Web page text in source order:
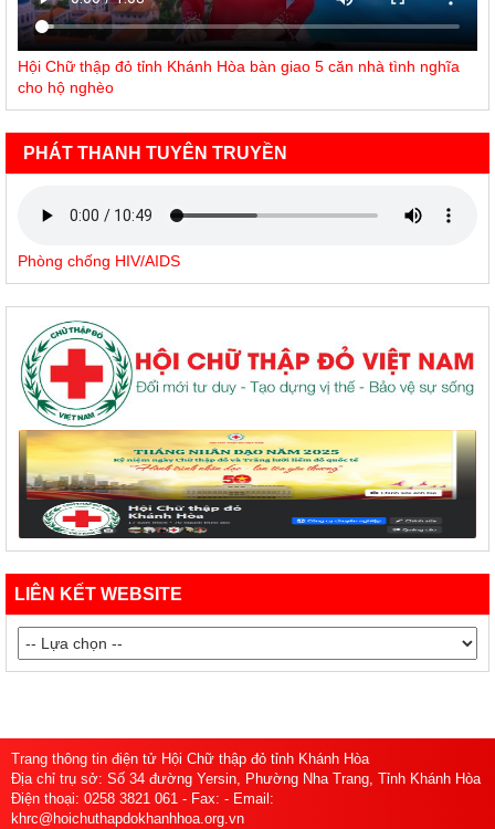
Hội Chữ thập đỏ tỉnh Khánh Hòa bàn giao 5 căn nhà tình nghĩa
cho hộ nghèo
PHÁT THANH TUYÊN TRUYỀN
Phòng chống HIV/AIDS
LIÊN KẾT WEBSITE
Trang thông tin điện tử Hội Chữ thập đỏ tỉnh Khánh Hòa
Địa chỉ trụ sở: Số 34 đường Yersin, Phường Nha Trang, Tỉnh Khánh Hòa
Điện thoại: 0258 3821 061 - Fax: - Email:
khrc@hoichuthapdokhanhhoa.org.vn